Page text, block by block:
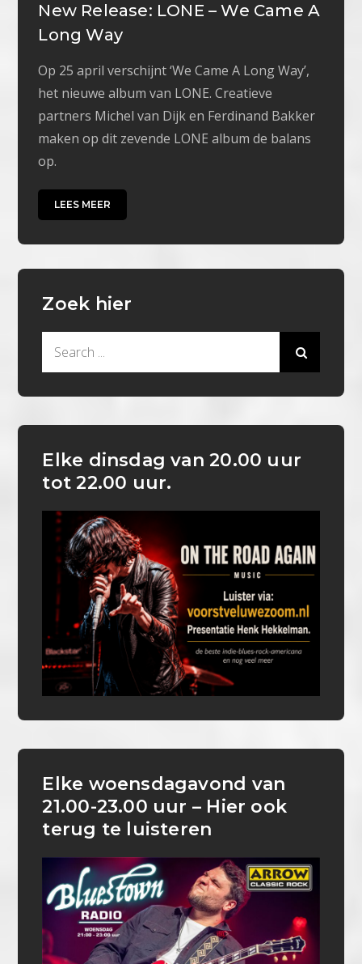
New Release: LONE – We Came A
Long Way
Op 25 april verschijnt ‘We Came A Long Way’,
het nieuwe album van LONE. Creatieve
partners Michel van Dijk en Ferdinand Bakker
maken op dit zevende LONE album de balans
op.
LEES MEER
Zoek hier
Elke dinsdag van 20.00 uur
tot 22.00 uur.
Elke woensdagavond van
21.00-23.00 uur – Hier ook
terug te luisteren